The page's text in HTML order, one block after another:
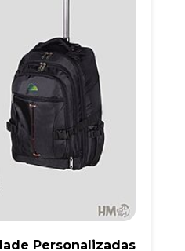
Personalizadas